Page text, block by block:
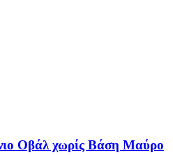
Οβάλ χωρίς Βάση Μαύρο